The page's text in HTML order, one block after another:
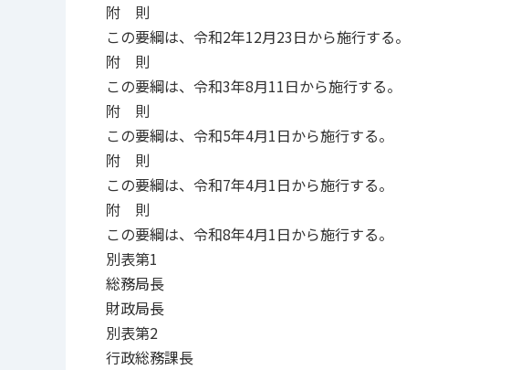
附 則
この要綱は、令和2年12月23日から施行する。
附 則
この要綱は、令和3年8月11日から施行する。
附 則
この要綱は、令和5年4月1日から施行する。
附 則
この要綱は、令和7年4月1日から施行する。
附 則
この要綱は、令和8年4月1日から施行する。
別表第1
総務局長
財政局長
別表第2
行政総務課長